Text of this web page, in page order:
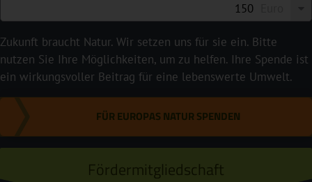
Zukunft braucht Natur. Wir setzen uns für sie ein. Bitte
nutzen Sie Ihre Möglichkeiten, um zu helfen. Ihre Spende ist
ein wirkungsvoller Beitrag für eine lebenswerte Umwelt.
FÜR EUROPAS NATUR SPENDEN
Fördermitgliedschaft